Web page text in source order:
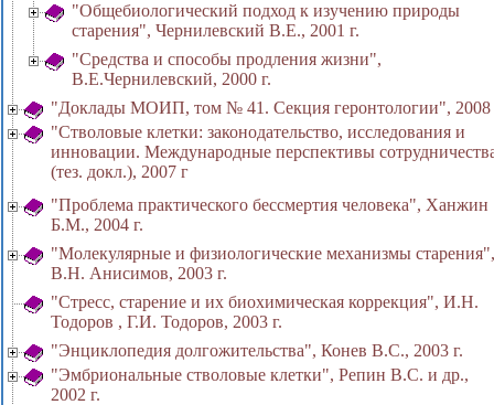
"Общебиологический подход к изучению природы
старения", Чернилевский В.Е., 2001 г.
"Средства и способы продления жизни",
В.Е.Чернилевский, 2000 г.
"Доклады МОИП, том № 41. Секция геронтологии", 2008
"Стволовые клетки: законодательство, исследования и
инновации. Международные перспективы
(тез. докл.), 2007 г
"Проблема практического бессмертия человека", Ханжин
Б.М., 2004 г.
"Молекулярные и физиологические механизмы старения",
В.Н. Анисимов, 2003 г.
"Стресс, старение и их биохимическая коррекция", И.Н.
Тодоров , Г.И. Тодоров, 2003 г.
"Энциклопедия долгожительства", Конев В.С., 2003 г.
"Эмбриональные стволовые клетки", Репин В.С. и др.,
2002 г.